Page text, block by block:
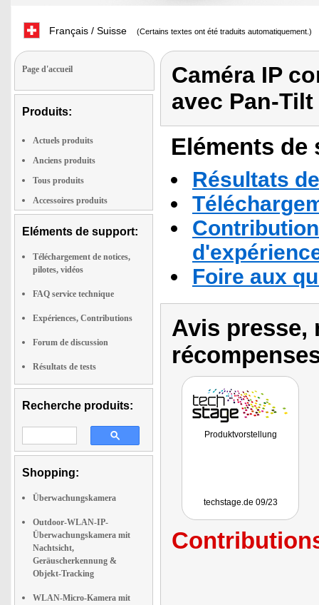
Français / Suisse (Certains textes ont été traduits automatiquement.)
Page d'accueil
Produits:
Actuels produits
Anciens produits
Tous produits
Accessoires produits
Eléments de support:
Téléchargement de notices,
pilotes, vidéos
FAQ service technique
Expériences, Contributions
Forum de discussion
Résultats de tests
Recherche produits:
Shopping:
Überwachungskamera
Outdoor-WLAN-IP-
Überwachungskamera mit
Nachtsicht,
Geräuscherkennung &
Objekt-Tracking
WLAN-Micro-Kamera mit
Caméra IP
avec Pan-Tilt
Eléments
Résultats
Foire aux
Avis presse,
Produktvorstellung
techstage.de 09/23